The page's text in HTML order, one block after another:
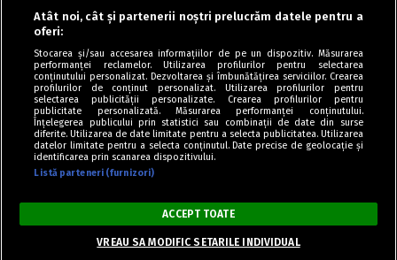
Program Antena 1
Politica de cookies
Politica de confidențialitate
Termeni și condiții
drepturile rezervate.
Copyright © Retete Fel de Fel 2020-2024.
Atât noi, cât și partenerii noștri prelucrăm datele pentru a
oferi:
Stocarea și/sau accesarea informațiilor de pe un dispozitiv. Măsurarea
performanței reclamelor. Utilizarea profilurilor pentru selectarea
conținutului personalizat. Dezvoltarea și îmbunătățirea serviciilor. Crearea
profilurilor de conținut personalizat. Utilizarea profilurilor pentru
selectarea publicității personalizate. Crearea profilurilor pentru
publicitate personalizată. Măsurarea performanței conținutului.
Înțelegerea publicului prin statistici sau combinații de date din surse
diferite. Utilizarea de date limitate pentru a selecta publicitatea. Utilizarea
datelor limitate pentru a selecta conținutul. Date precise de geolocație și
identificarea prin scanarea dispozitivului.
Listă parteneri (furnizori)
ACCEPT TOATE
VREAU SA MODIFIC SETARILE INDIVIDUAL